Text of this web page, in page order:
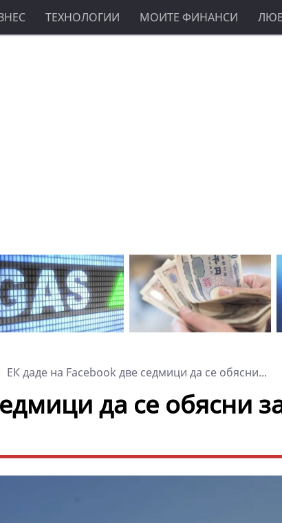
ТЕХНОЛОГИИ МОИТЕ ФИНАНСИ
ЕК даде на Facebook две седмици да се обясни...
да се обясни